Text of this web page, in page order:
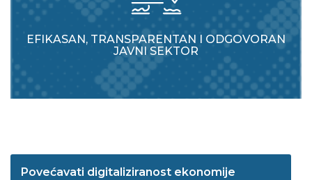
EFIKASAN, TRANSPARENTAN I ODGOVORAN
JAVNI SEKTOR
Povećavati digitaliziranost ekonomije